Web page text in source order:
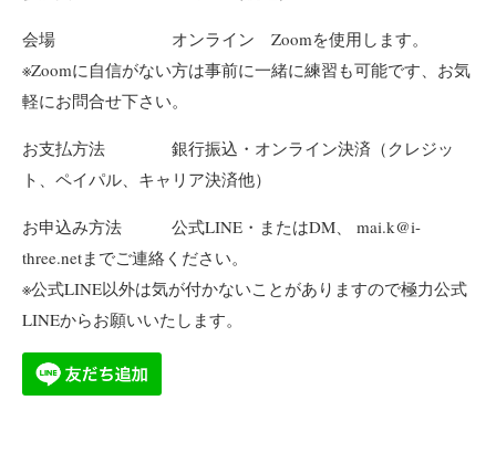
会場 オンライン Zoomを使用します。
※Zoomに自信がない方は事前に一緒に練習も可能です、お気
軽にお問合せ下さい。
お支払方法 銀行振込・オンライン決済（クレジッ
ト、ペイパル、キャリア決済他）
お申込み方法 公式LINE・またはDM、 mai.k@i-
three.netまでご連絡ください。
※公式LINE以外は気が付かないことがありますので極力公式
LINEからお願いいたします。